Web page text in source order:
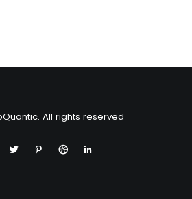
All rights reserved